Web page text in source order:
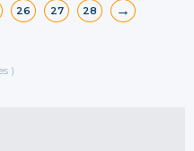
26 27 28 →
)